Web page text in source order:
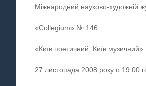
Міжнародний науково-художній
«Collegium» № 146
«Київ поетичний, Київ музичний»
27 листопада 2008 року о 19.00